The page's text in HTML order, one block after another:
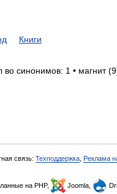
Книги
синонимов: 1 • магнит
связь: Техподдержка Реклама
на PHP, Joomla,